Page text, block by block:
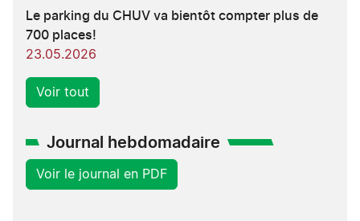
Le parking du CHUV va bientôt compter plus de
700 places!
23.05.2026
Voir tout
Journal hebdomadaire
Voir le journal en PDF